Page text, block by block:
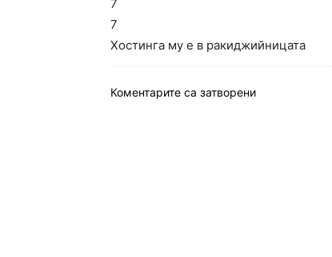
7
7
Хостинга му е в ракиджийницата
Коментарите са затворени